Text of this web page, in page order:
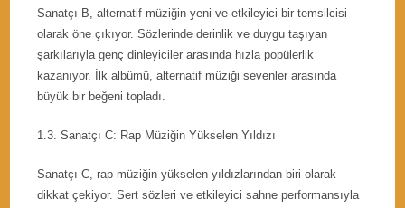
Sanatçı B, alternatif müziğin yeni ve etkileyici bir temsilcisi
olarak öne çıkıyor. Sözlerinde derinlik ve duygu taşıyan
şarkılarıyla genç dinleyiciler arasında hızla popülerlik
kazanıyor. İlk albümü, alternatif müziği sevenler arasında
büyük bir beğeni topladı.
1.3. Sanatçı C: Rap Müziğin Yükselen Yıldızı
Sanatçı C, rap müziğin yükselen yıldızlarından biri olarak
dikkat çekiyor. Sert sözleri ve etkileyici sahne performansıyla